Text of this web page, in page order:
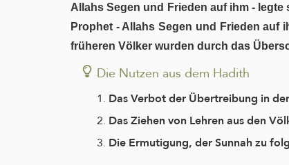
Allahs Segen und Frieden auf ihm - legte
Prophet - Allahs Segen und Frieden auf
früheren Völker wurden durch das
Die Nutzen aus dem Hadith
Das Verbot der Übertreibung in
Das Ziehen von Lehren aus den
Die Ermutigung, der Sunnah zu